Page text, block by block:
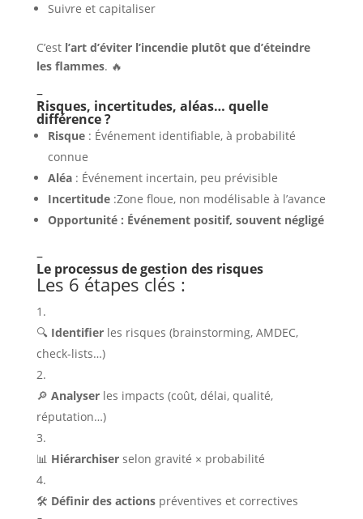
Suivre et capitaliser
C’est l’art d’éviter l’incendie plutôt que d’éteindre
les flammes. 🔥
–
Risques, incertitudes, aléas… quelle
différence ?
Risque: Événement identifiable, à probabilité
connue
Aléa: Événement incertain, peu prévisible
Incertitude:Zone floue, non modélisable à l’avance
Opportunité : Événement positif, souvent négligé
–
Le processus de gestion des risques
Les 6 étapes clés :
🔍 Identifierles risques (brainstorming, AMDEC,
check-lists…)
🔎 Analyserles impacts (coût, délai, qualité,
réputation…)
📊 Hiérarchiserselon gravité × probabilité
🛠️ Définir des actionspréventives et correctives